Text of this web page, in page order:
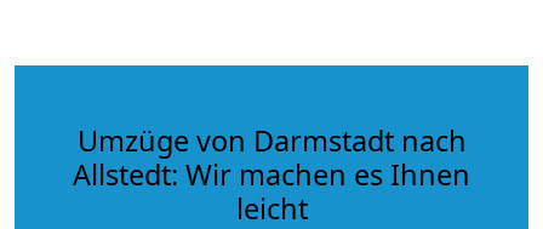
Umzüge von Darmstadt nach
Allstedt: Wir machen es Ihnen
leicht